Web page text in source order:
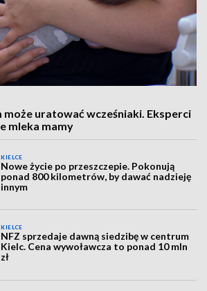
uratować wcześniaki. Eksperci
mleka mamy
KIELCE
Nowe życie po przeszczepie. Pokonują
ponad 800 kilometrów, by dawać nadzieję
innym
KIELCE
NFZ sprzedaje dawną siedzibę w centrum
Kielc. Cena wywoławcza to ponad 10 mln
zł